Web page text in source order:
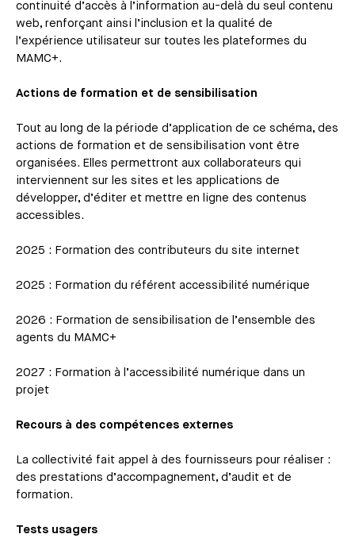
continuité d’accès à l’information au-delà du seul contenu
web, renforçant ainsi l’inclusion et la qualité de
l’expérience utilisateur sur toutes les plateformes du
MAMC+.
Actions de formation et de sensibilisation
Tout au long de la période d’application de ce schéma, des
actions de formation et de sensibilisation vont être
organisées. Elles permettront aux collaborateurs qui
interviennent sur les sites et les applications de
développer, d’éditer et mettre en ligne des contenus
accessibles.
2025 : Formation des contributeurs du site internet
2025 : Formation du référent accessibilité numérique
2026 : Formation de sensibilisation de l’ensemble des
agents du MAMC+
2027 : Formation à l’accessibilité numérique dans un
projet
Recours à des compétences externes
La collectivité fait appel à des fournisseurs pour réaliser :
des prestations d’accompagnement, d’audit et de
formation.
Tests usagers